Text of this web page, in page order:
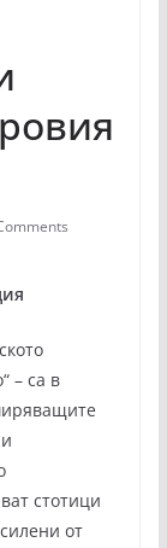
– са в
стотици
от